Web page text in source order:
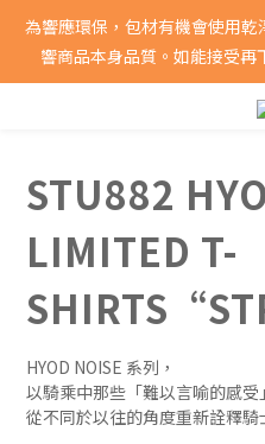
消費滿
為響應環保，包材有機會使用
響商品本身品質。如能接受
消費滿
STU882
LIMITED T-
HYOD NOISE 系列，
以騎乘中那些「難以言喻的感受
從不同於以往的角度重新詮釋騎